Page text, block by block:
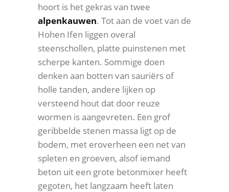
hoort is het gekras van twee
alpenkauwen. Tot aan de voet van de
Hohen Ifen liggen overal
steenschollen, platte puinstenen met
scherpe kanten. Sommige doen
denken aan botten van sauriërs of
holle tanden, andere lijken op
versteend hout dat door reuze
wormen is aangevreten. Een grof
geribbelde stenen massa ligt op de
bodem, met eroverheen een net van
spleten en groeven, alsof iemand
beton uit een grote betonmixer heeft
gegoten, het langzaam heeft laten